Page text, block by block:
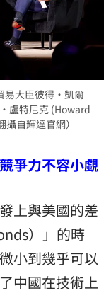
易大臣彼得·凱爾
盧特尼克 (Howard
自輝達官網）
爭力不容小覷
上與美國的差
）」的時
小到幾乎可以
中國在技術上